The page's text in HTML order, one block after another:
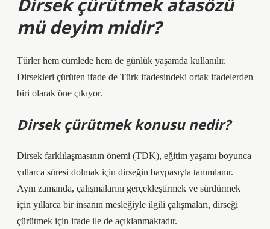
mü deyim midir?
Türler hem cümlede hem de günlük yaşamda kullanılır.
Dirsekleri çürüten ifade de Türk ifadesindeki ortak ifadelerden
biri olarak öne çıkıyor.
Dirsek çürütmek konusu nedir?
Dirsek farklılaşmasının önemi (TDK), eğitim yaşamı boyunca
yıllarca süresi dolmak için dirseğin baypasıyla tanımlanır.
Aynı zamanda, çalışmalarını gerçekleştirmek ve sürdürmek
için yıllarca bir insanın mesleğiyle ilgili çalışmaları, dirseği
çürütmek için ifade ile de açıklanmaktadır.